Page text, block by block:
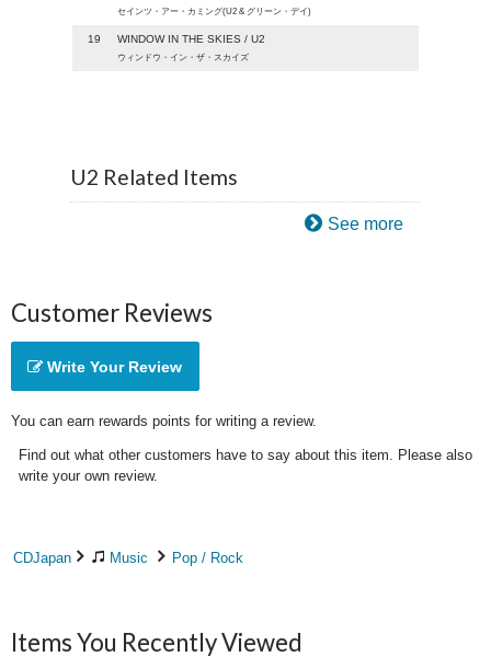
セインツ・アー・カミング(U2 & グリーン・デイ)
19 WINDOW IN THE SKIES / U2
ウィンドウ・イン・ザ・スカイズ
U2 Related Items
See more
Customer Reviews
Write Your Review
You can earn rewards points for writing a review.
Find out what other customers have to say about this item. Please also
write your own review.
CDJapan Music Pop / Rock
Items You Recently Viewed